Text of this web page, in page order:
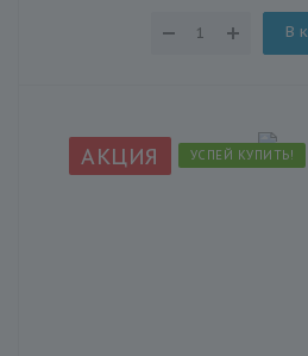
В
АКЦИЯ УСПЕЙ КУПИТЬ!